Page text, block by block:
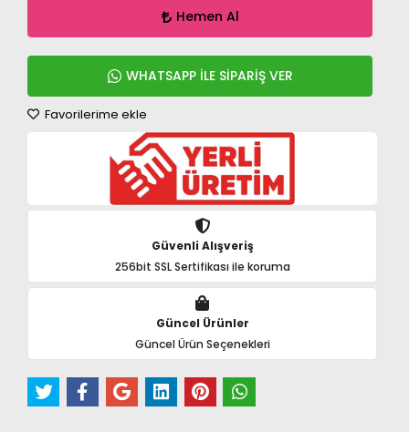
Hemen Al
WHATSAPP İLE SİPARİŞ VER
Favorilerime ekle
Güvenli Alışveriş
256bit SSL Sertifikası ile koruma
Güncel Ürünler
Güncel Ürün Seçenekleri